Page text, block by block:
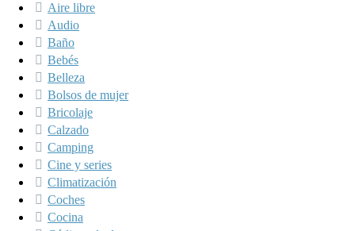
Aire libre
Audio
Baño
Bebés
Belleza
Bolsos de mujer
Bricolaje
Calzado
Camping
Cine y series
Climatización
Coches
Cocina